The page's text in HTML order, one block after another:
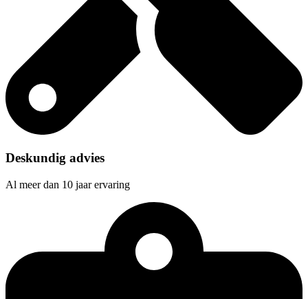
Deskundig advies
Al meer dan 10 jaar ervaring